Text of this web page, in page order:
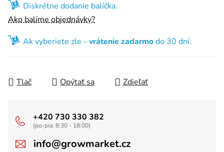
Diskrétne dodanie balíčka.
Ako balíme objednávky?
Ak vyberiete zle - vrátenie zadarmodo 30 dní.
Tlač Opýtať sa Zdieľať
+420 730 330 382
(po-pia: 8:30 - 18:00)
info@growmarket.cz